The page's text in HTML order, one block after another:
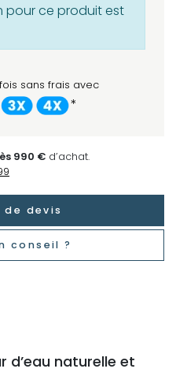
pour ce produit est
sans frais avec
*
990 € d’achat.
de devis
conseil ?
d’eau naturelle et